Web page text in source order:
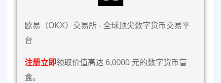
欧易（OKX）交易所 - 全球顶尖数字货币交易平
台
注册立即领取价值高达 6,0000 元的数字货币盲
盒。